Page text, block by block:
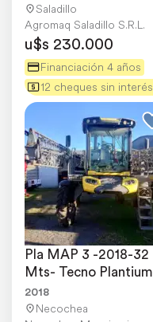
Saladillo
Agromaq Saladillo S.R.L.
u$s 230.000
Financiación 4 años
12 cheques sin interés
Pla MAP 3 -2018-32
Mts- Tecno Plantium
-3300 Lts- Excelente
2018
Necochea